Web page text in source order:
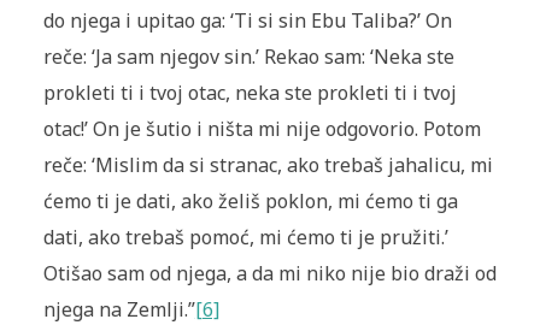
do njega i upitao ga: ‘Ti si sin Ebu Taliba?’ On
reče: ‘Ja sam njegov sin.’ Rekao sam: ‘Neka ste
prokleti ti i tvoj otac, neka ste prokleti ti i tvoj
otac!’ On je šutio i ništa mi nije odgovorio. Potom
reče: ‘Mislim da si stranac, ako trebaš jahalicu, mi
ćemo ti je dati, ako želiš poklon, mi ćemo ti ga
dati, ako trebaš pomoć, mi ćemo ti je pružiti.’
Otišao sam od njega, a da mi niko nije bio draži od
njega na Zemlji.”[6]